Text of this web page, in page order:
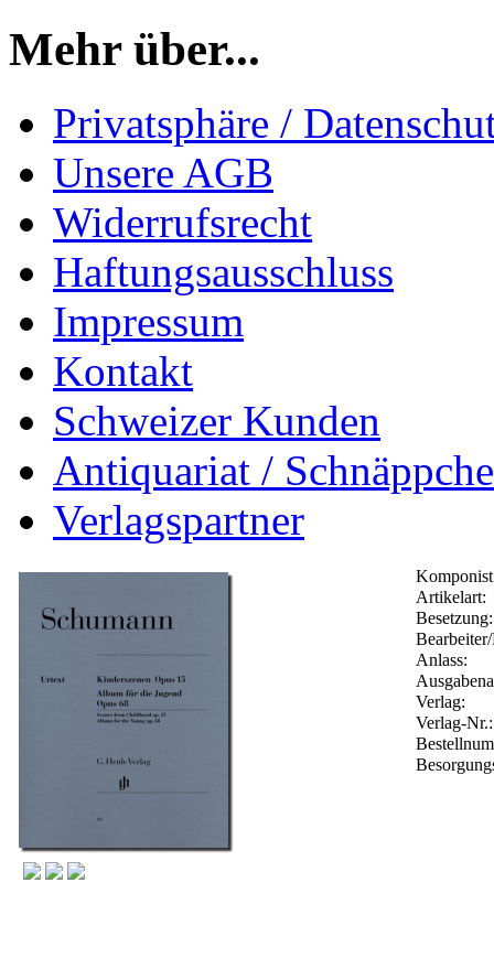
Mehr über...
Privatsphäre /
Unsere AGB
Widerrufsrecht
Haftungsausschluss
Impressum
Kontakt
Schweizer Kunden
Antiquariat /
Verlagspartner
Artikelart:
Besetzung:
Anlass:
Verlag:
Verlag-